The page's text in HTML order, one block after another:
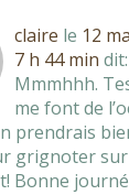
claire le 12
7 h 44 min dit:
Mmmhhh.
me font de
prendrais
grignoter sur
Bonne